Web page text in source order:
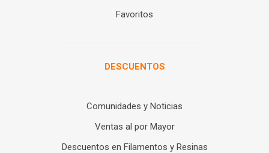
Favoritos
DESCUENTOS
Comunidades y Noticias
Ventas al por Mayor
Descuentos en Filamentos y Resinas